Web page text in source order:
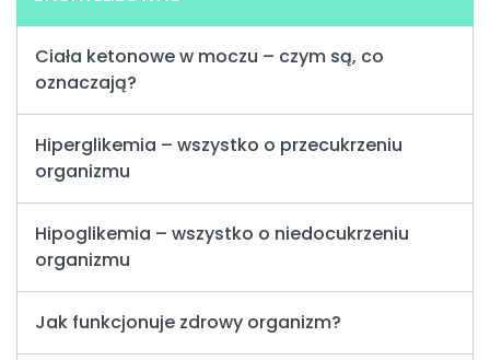
Ciała ketonowe w moczu – czym są, co
oznaczają?
Hiperglikemia – wszystko o przecukrzeniu
organizmu
Hipoglikemia – wszystko o niedocukrzeniu
organizmu
Jak funkcjonuje zdrowy organizm?